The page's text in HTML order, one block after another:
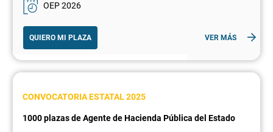
OEP 2026
QUIERO MI PLAZA VER MÁS
CONVOCATORIA ESTATAL 2025
1000 plazas de Agente de Hacienda Pública del Estado